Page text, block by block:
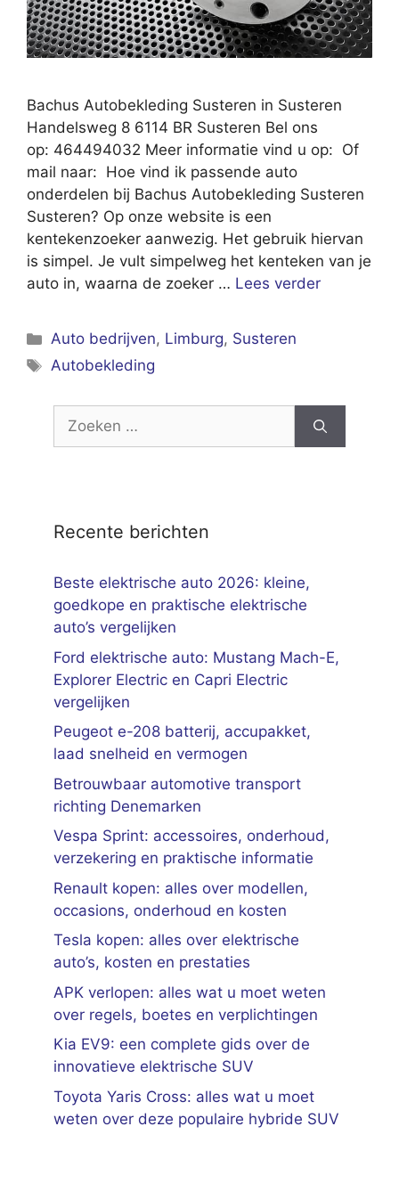
Bachus Autobekleding Susteren in Susteren
Handelsweg 8 6114 BR Susteren Bel ons
op: 464494032 Meer informatie vind u op: Of
mail naar: Hoe vind ik passende auto
onderdelen bij Bachus Autobekleding Susteren
Susteren? Op onze website is een
kentekenzoeker aanwezig. Het gebruik hiervan
is simpel. Je vult simpelweg het kenteken van je
auto in, waarna de zoeker … Lees verder
Categorieën
Auto bedrijven, Limburg, Susteren
Tags
Autobekleding
Zoek
Recente berichten
Beste elektrische auto 2026: kleine,
goedkope en praktische elektrische
auto’s vergelijken
Ford elektrische auto: Mustang Mach-E,
Explorer Electric en Capri Electric
vergelijken
Peugeot e-208 batterij, accupakket,
laad snelheid en vermogen
Betrouwbaar automotive transport
richting Denemarken
Vespa Sprint: accessoires, onderhoud,
verzekering en praktische informatie
Renault kopen: alles over modellen,
occasions, onderhoud en kosten
Tesla kopen: alles over elektrische
auto’s, kosten en prestaties
APK verlopen: alles wat u moet weten
over regels, boetes en verplichtingen
Kia EV9: een complete gids over de
innovatieve elektrische SUV
Toyota Yaris Cross: alles wat u moet
weten over deze populaire hybride SUV